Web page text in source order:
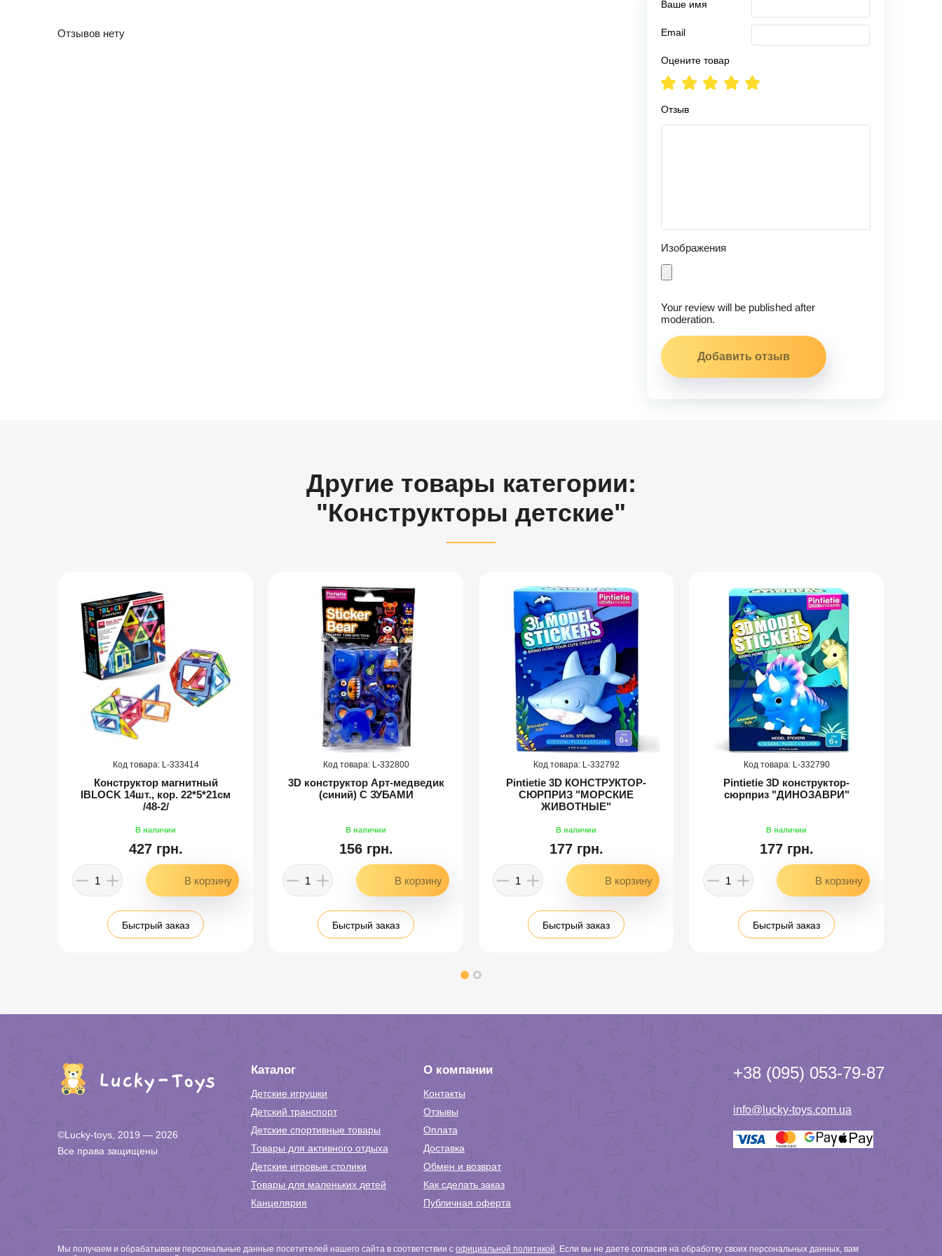
Отзывов нету
Ваше имя
Email
Оцените товар
Отзыв
Изображения
Your review will be published after
moderation.
Другие товары категории:
"Конструкторы детские"
333414
Конструктор магнитный
IBLOCK 14шт., кор. 22*5*21см
/48-2/
427 грн.
Быстрый заказ
332800
3D конструктор Арт-медведик
(синий) С ЗУБАМИ
156 грн.
Быстрый заказ
332792
Pintietie 3D КОНСТРУКТОР-
СЮРПРИЗ "МОРСКИЕ
ЖИВОТНЫЕ"
177 грн.
Быстрый заказ
332790
Pintietie 3D конструктор-
сюрприз "ДИНОЗАВРИ"
177 грн.
Быстрый заказ
©Lucky-toys, 2019 — 2026
Все права защищены
Каталог
Детские игрушки
Детский транспорт
Детские спортивные товары
Товары для активного отдыха
Детские игровые столики
Товары для маленьких детей
Канцелярия
О компании
Контакты
Отзывы
Оплата
Доставка
Обмен и возврат
Как сделать заказ
Публичная оферта
+38 (095) 053-79-87
info@lucky-toys.com.ua
Мы получаем и обрабатываем персональные данные посетителей нашего сайта в соответствии с официальной политикой. Если вы не даете согласия на обработку своих персональных данных, вам